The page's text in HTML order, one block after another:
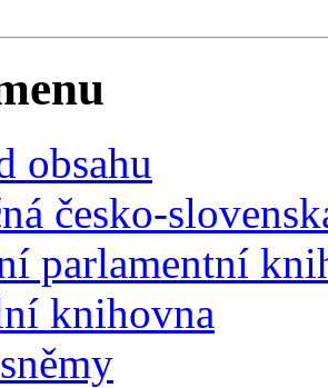
obsahu
česko-
parlamentní
knihovna